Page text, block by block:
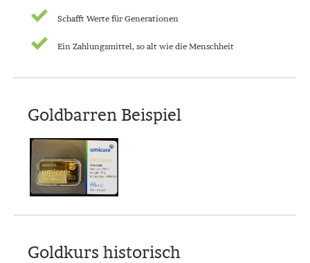
Schafft Werte für Generationen
Ein Zahlungsmittel, so alt wie die Menschheit
Goldbarren Beispiel
Goldkurs historisch